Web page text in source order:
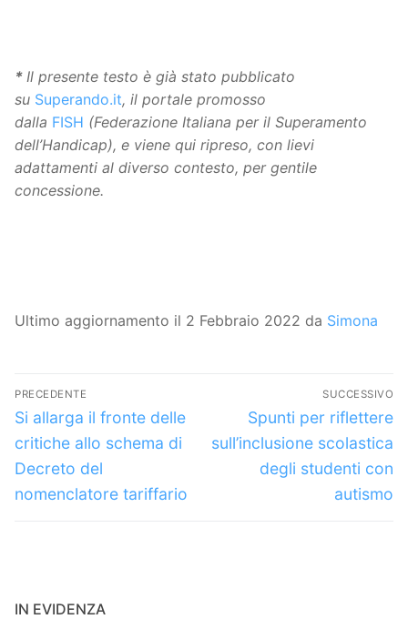
* Il presente testo è già stato pubblicato
su Superando.it, il portale promosso
dalla FISH (Federazione Italiana per il Superamento
dell’Handicap), e viene qui ripreso, con lievi
adattamenti al diverso contesto, per gentile
concessione.
Ultimo aggiornamento il 2 Febbraio 2022 da Simona
Navigazione
articoli
PRECEDENTE
Articolo
precedente:
Si allarga il fronte delle
critiche allo schema di
Decreto del
nomenclatore tariffario
SUCCESSIVO
Articolo
successivo:
Spunti per riflettere
sull’inclusione scolastica
degli studenti con
autismo
IN EVIDENZA